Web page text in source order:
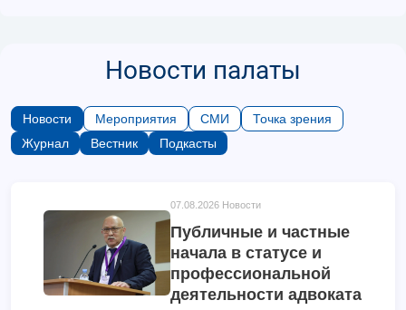
Новости палаты
Новости Мероприятия СМИ
Точка зрения
Журнал
Вестник Подкасты
07.08.2026 Новости
Публичные и частные
начала в статусе и
профессиональной
деятельности адвоката